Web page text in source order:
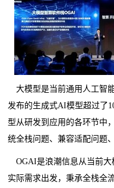
大模型是当前通用人工智
发布的生成式AI模型超过了
型从研发到应用的各环节中
统全栈问题、兼容适配问题
OGAI是浪潮信息从当前
实际需求出发，秉承全栈全